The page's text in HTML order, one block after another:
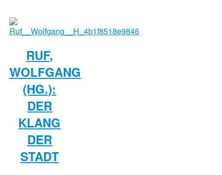
RUF,
WOLFGANG
(HG.):
DER
KLANG
DER
STADT